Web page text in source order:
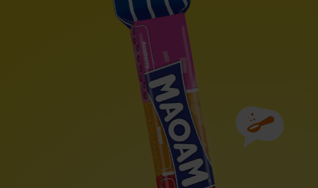
Składniki